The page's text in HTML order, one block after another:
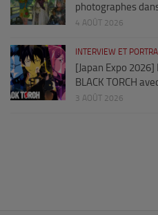
photographes
4 AOÛT 2026
INTERVIEW ET
[Japan Expo
BLACK TORCH
3 AOÛT 2026